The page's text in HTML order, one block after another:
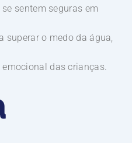
sentem seguras em
superar o medo da água,
das crianças.